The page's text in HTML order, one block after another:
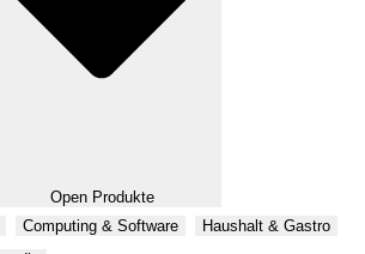
Open Produkte
Computing & Software
Haushalt & Gastro